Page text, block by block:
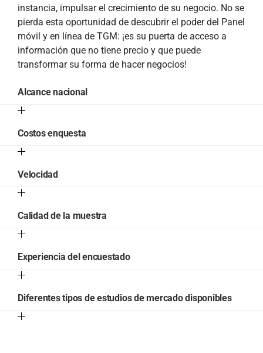
instancia, impulsar el crecimiento de su negocio. No se
pierda esta oportunidad de descubrir el poder del Panel
móvil y en línea de TGM: ¡es su puerta de acceso a
información que no tiene precio y que puede
transformar su forma de hacer negocios!
Alcance nacional
Costos enquesta
Velocidad
Calidad de la muestra
Experiencia del encuestado
Diferentes tipos de estudios de mercado disponibles